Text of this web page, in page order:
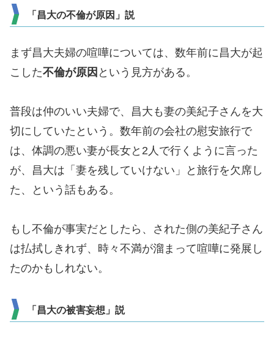
「昌大の不倫が原因」説
まず昌大夫婦の喧嘩については、数年前に昌大が起
こした不倫が原因 という見方がある。
普段は仲のいい夫婦で、昌大も妻の美紀子さんを大
切にしていたという。数年前の会社の慰安旅行で
は、体調の悪い妻が長女と2人で行くように言った
が、昌大は「妻を残していけない」と旅行を欠席し
た、という話もある。
もし不倫が事実だとしたら、された側の美紀子さん
は払拭しきれず、時々不満が溜まって喧嘩に発展し
たのかもしれない。
「昌大の被害妄想」説